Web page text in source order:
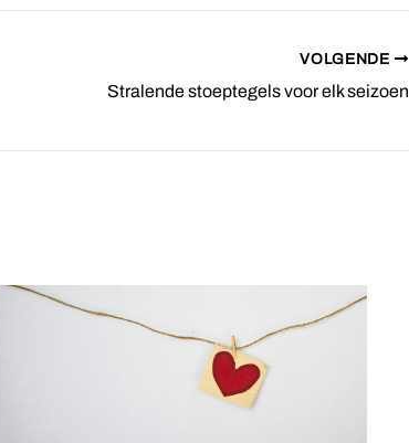
VOLGENDE
Stralende stoeptegels voor elk seizoen